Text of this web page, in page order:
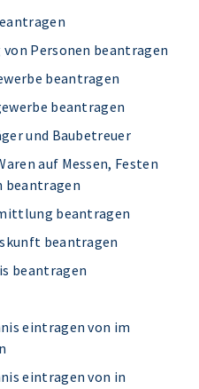
Personen beantragen
beantragen
beantragen
und Baubetreuer
auf Messen, Festen
beantragen
beantragen
beantragen
beantragen
eintragen von im
eintragen von in